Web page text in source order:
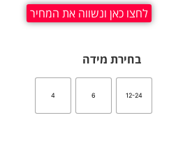
לחצו כאן ונשווה את המחיר
בחירת מידה
12-24
6
4